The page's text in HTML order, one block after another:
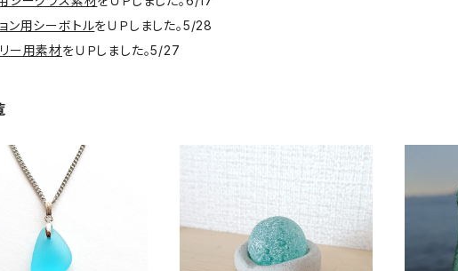
ン用シーボトルをＵＰしました。5/28
ー用素材をＵＰしました。5/27
天然シーグラス ネックレ
ス BN-95
¥2,350
シーマーブル オブジェ BZ-114
¥2,300
SC-